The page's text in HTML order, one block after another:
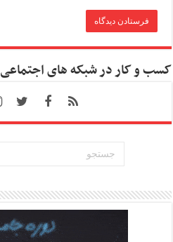
کسب و کار در شبکه های اجتماعی